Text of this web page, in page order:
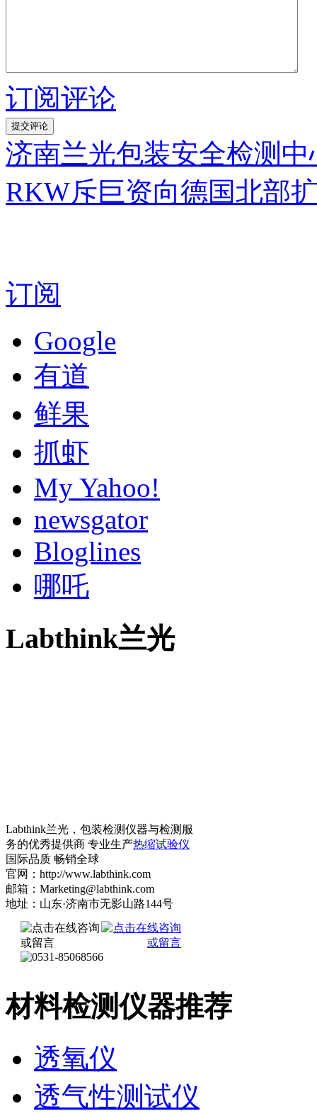
订阅评论
济南兰光包装安全检测
RKW斥巨资向德国北部
订阅
Google
有道
鲜果
抓虾
My Yahoo!
newsgator
Bloglines
哪吒
Labthink兰光
Labthink兰光，包装检测仪器与检测服
务的优秀提供商 专业生产热缩试验仪
国际品质 畅销全球
官网：http://www.labthink.com
邮箱：Marketing@labthink.com
地址：山东·济南市无影山路144号
材料检测仪器推荐
透氧仪
透气性测试仪